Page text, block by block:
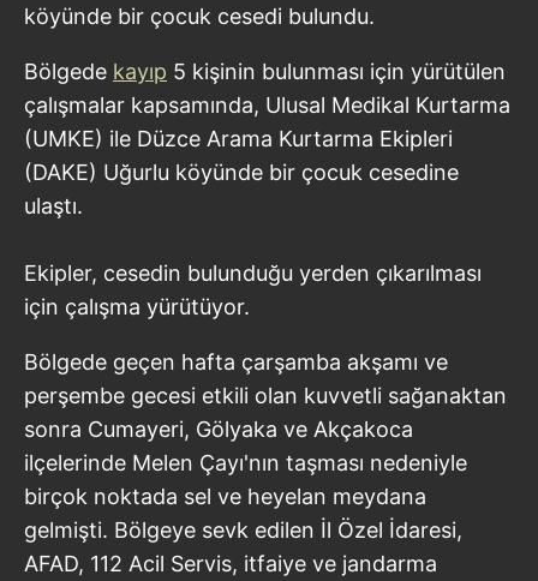
köyünde bir çocuk cesedi bulundu.
Bölgede kayıp 5 kişinin bulunması için yürütülen
çalışmalar kapsamında, Ulusal Medikal Kurtarma
(UMKE) ile Düzce Arama Kurtarma Ekipleri
(DAKE) Uğurlu köyünde bir çocuk cesedine
ulaştı.
Ekipler, cesedin bulunduğu yerden çıkarılması
için çalışma yürütüyor.
Bölgede geçen hafta çarşamba akşamı ve
perşembe gecesi etkili olan kuvvetli sağanaktan
sonra Cumayeri, Gölyaka ve Akçakoca
ilçelerinde Melen Çayı'nın taşması nedeniyle
birçok noktada sel ve heyelan meydana
gelmişti. Bölgeye sevk edilen İl Özel İdaresi,
AFAD, 112 Acil Servis, itfaiye ve jandarma